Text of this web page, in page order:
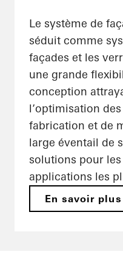
Le système de
séduit comme
façades et les
une grande
conception
l’optimisation
fabrication et de
large éventail de
solutions pour
applications les
En savoir plus